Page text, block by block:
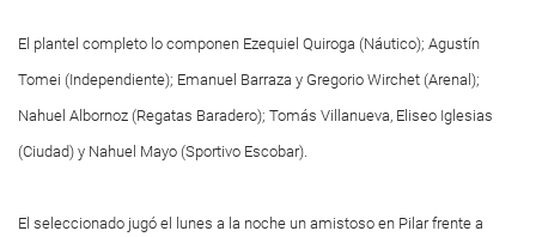
El plantel completo lo componen Ezequiel Quiroga (Náutico); Agustín
Tomei (Independiente); Emanuel Barraza y Gregorio Wirchet (Arenal);
Nahuel Albornoz (Regatas Baradero); Tomás Villanueva, Eliseo Iglesias
(Ciudad) y Nahuel Mayo (Sportivo Escobar).
El seleccionado jugó el lunes a la noche un amistoso en Pilar frente a